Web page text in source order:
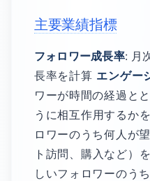
主要業績指標
フォロワー成長率: 月
長率を計算 エンゲー
ワーが時間の経過と
うに相互作用するか
ロワーのうち何人が
ト訪問、購入など）
しいフォロワーのう